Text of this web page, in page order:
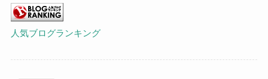
人気ブログランキング